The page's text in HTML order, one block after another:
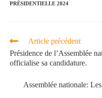
PRÉSIDENTIELLE 2024
Article précédent
Présidence de l’Assemblée
officialise sa candidature.
Assemblée nationale: